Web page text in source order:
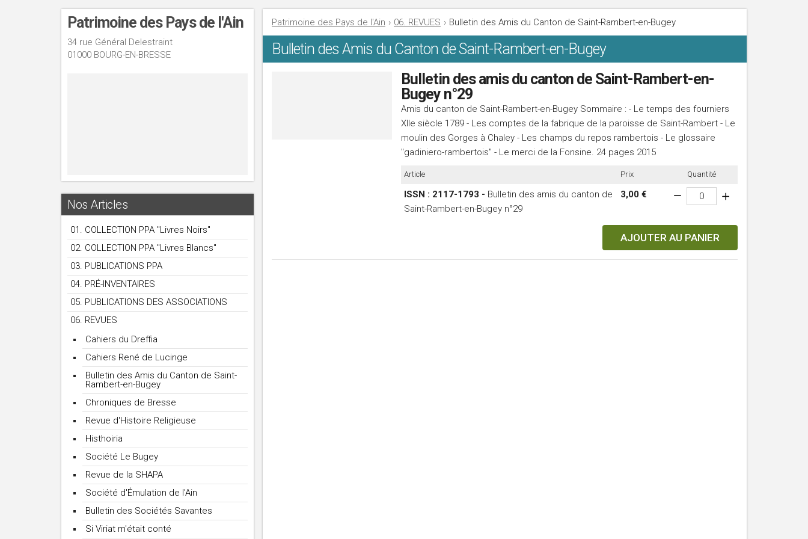
Patrimoine des Pays de l'Ain
34 rue Général Delestraint
01000 BOURG-EN-BRESSE
Nos Articles
01. COLLECTION PPA "Livres Noirs"
02. COLLECTION PPA "Livres Blancs"
03. PUBLICATIONS PPA
04. PRÉ-INVENTAIRES
05. PUBLICATIONS DES ASSOCIATIONS
06. REVUES
Cahiers du Dreffia
Cahiers René de Lucinge
Bulletin des Amis du Canton de Saint-
Rambert-en-Bugey
Chroniques de Bresse
Revue d'Histoire Religieuse
Histhoiria
Société Le Bugey
Revue de la SHAPA
Société d'Émulation de l'Ain
Bulletin des Sociétés Savantes
Si Viriat m'était conté
Patrimoine des Pays de l'Ain › 06. REVUES › Bulletin des Amis du Canton de Saint-Rambert-en-Bugey
Bulletin des Amis du Canton de Saint-Rambert-en-Bugey
Bulletin des amis du canton de Saint-Rambert-en-
Bugey n°29
Amis du canton de Saint-Rambert-en-Bugey Sommaire : - Le temps des fourniers
XIIe siècle 1789 - Les comptes de la fabrique de la paroisse de Saint-Rambert - Le
moulin des Gorges à Chaley - Les champs du repos rambertois - Le glossaire
"gadiniero-rambertois" - Le merci de la Fonsine. 24 pages 2015
Article Prix Quantité
ISSN : 2117-1793 - Bulletin des amis du canton de
Saint-Rambert-en-Bugey n°29
3,00 €
AJOUTER AU PANIER